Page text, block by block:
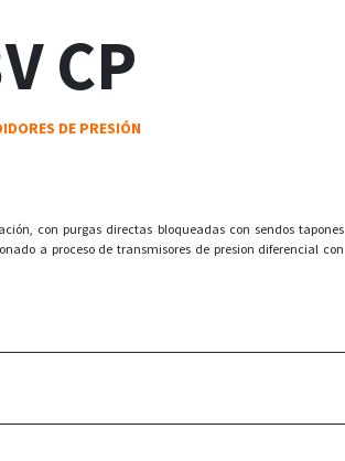
CP
DE PRESIÓN
con purgas directas bloqueadas con sendos tapones
a proceso de transmisores de presion diferencial con